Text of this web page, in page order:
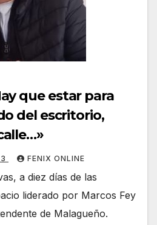
que estar para
del escritorio,
FENIX ONLINE
a diez días de las
liderado por Marcos Fey
de Malagueño.